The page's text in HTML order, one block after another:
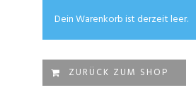
Dein Warenkorb ist derzeit leer.
ZURÜCK ZUM SHOP